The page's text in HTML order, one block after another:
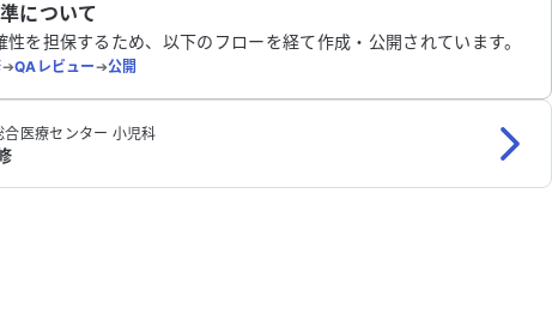
について
を担保するため、以下のフローを経て作成・公開されています。
➔QAレビュー➔公開
医療センター 小児科